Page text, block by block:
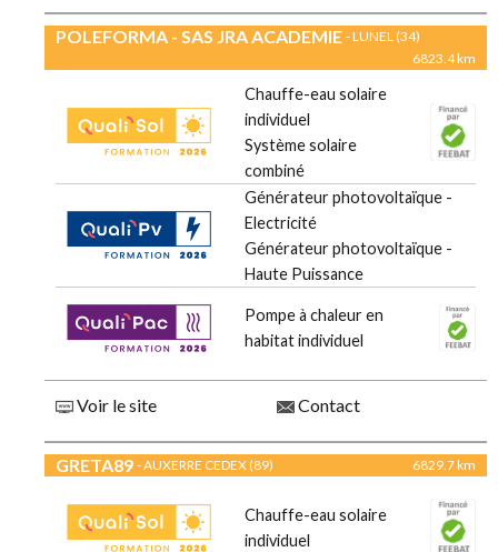
POLEFORMA - SAS JRA ACADEMIE - LUNEL (34)
6823.4 km
Chauffe-eau solaire
individuel
Système solaire
combiné
Générateur photovoltaïque -
Electricité
Générateur photovoltaïque -
Haute Puissance
Pompe à chaleur en
habitat individuel
Voir le site Contact
GRETA89 - AUXERRE CEDEX (89) 6829.7 km
Chauffe-eau solaire
individuel